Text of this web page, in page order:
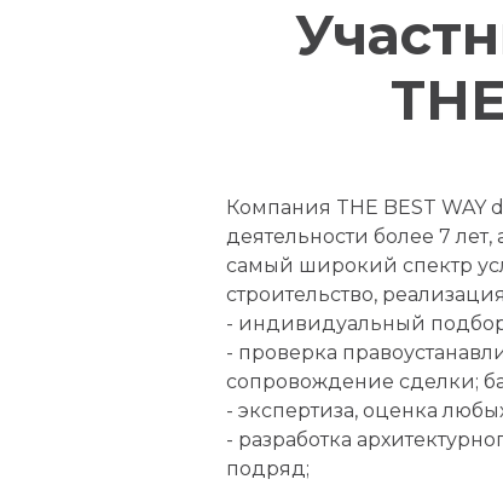
Компания THE BEST WAY
деятельности более 7
самый широкий спектр
строительство,
- индивидуальный
- проверка
сопровождение сделки;
- экспертиза, оценка
- разработка
подряд;